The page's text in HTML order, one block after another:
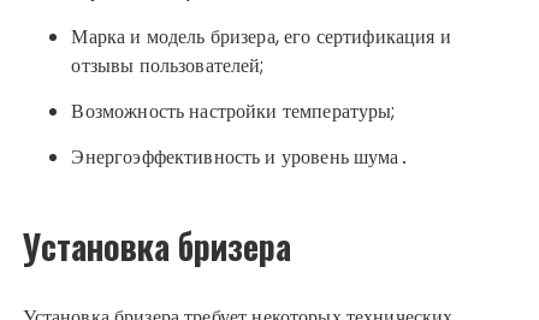
Марка и модель бризера, его сертификация и
отзывы пользователей;
Возможность настройки температуры;
Энергоэффективность и уровень шума․
Установка бризера